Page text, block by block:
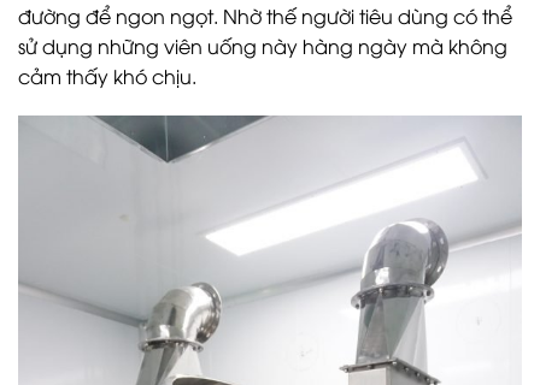
đường để ngon ngọt. Nhờ thế người tiêu dùng có thể
sử dụng những viên uống này hàng ngày mà không
cảm thấy khó chịu.